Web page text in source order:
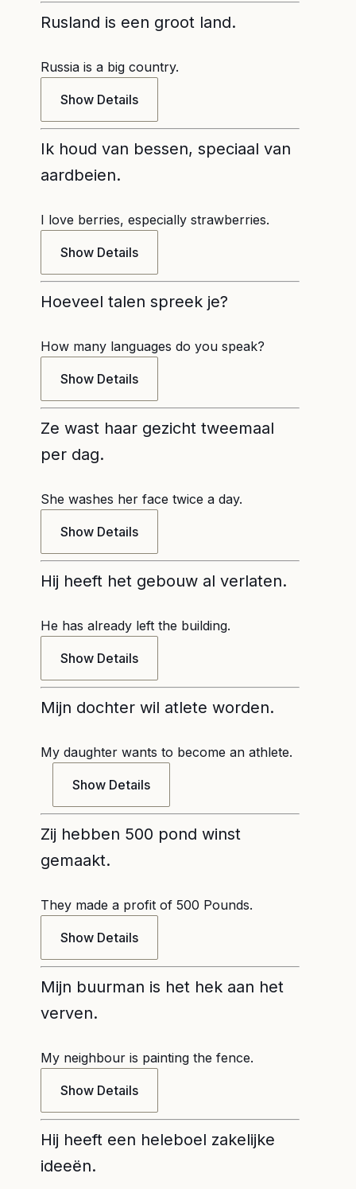
Rusland is een groot land.
Russia is a big country.
Show Details
Ik houd van bessen, speciaal van
aardbeien.
I love berries, especially strawberries.
Show Details
Hoeveel talen spreek je?
How many languages do you speak?
Show Details
Ze wast haar gezicht tweemaal
per dag.
She washes her face twice a day.
Show Details
Hij heeft het gebouw al verlaten.
He has already left the building.
Show Details
Mijn dochter wil atlete worden.
My daughter wants to become an athlete.
Show Details
Zij hebben 500 pond winst
gemaakt.
They made a profit of 500 Pounds.
Show Details
Mijn buurman is het hek aan het
verven.
My neighbour is painting the fence.
Show Details
Hij heeft een heleboel zakelijke
ideeën.